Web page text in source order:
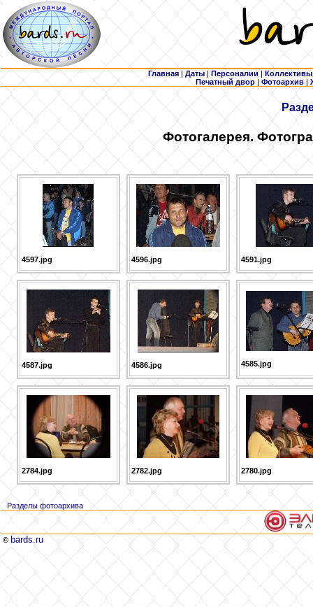
Главная | Даты | Персоналии | Коллективы
Печатный двор |Фотоархив |
Фотогалерея.
4597.jpg 4596.jpg 4591.jpg
4587.jpg 4586.jpg 4585.jpg
2784.jpg 2782.jpg 2780.jpg
Разделы фотоархива
© bards.ru